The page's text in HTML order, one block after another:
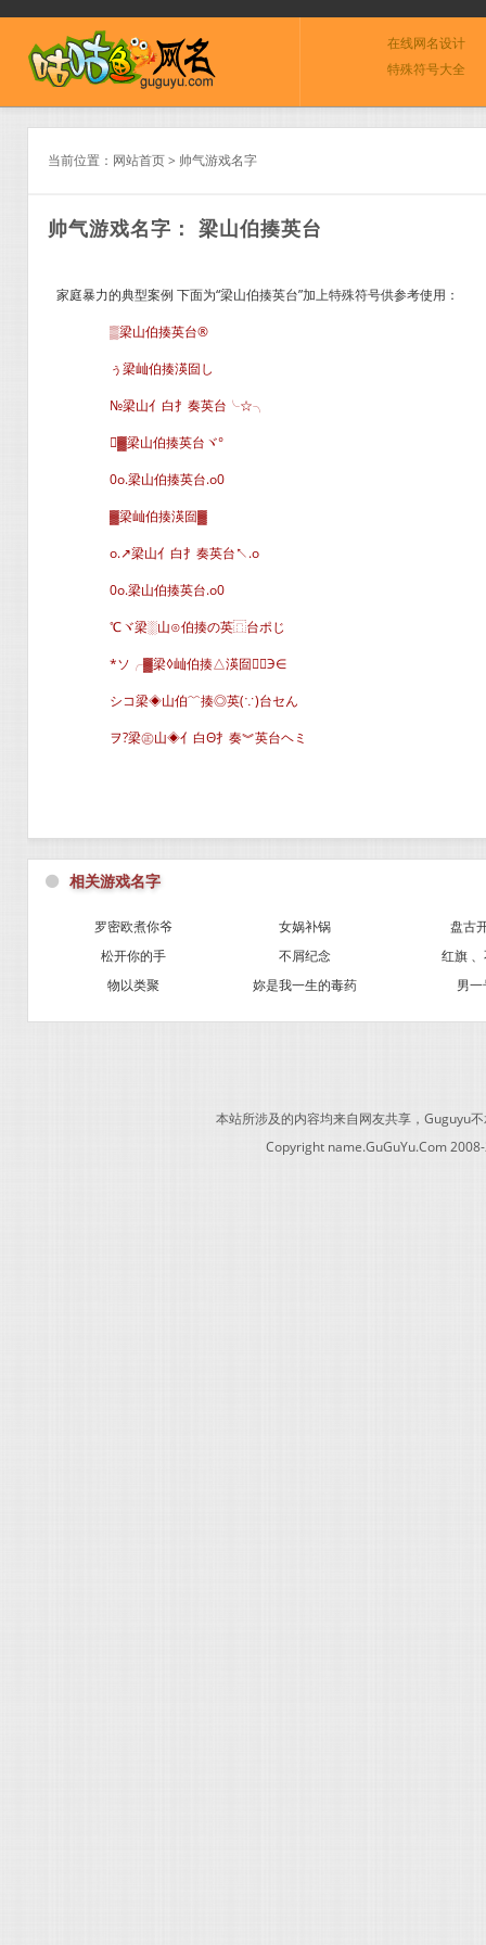
在线网名设计
特殊符号大全
当前位置： 网站首页> 帅气游戏名字
帅气游戏名字： 梁山伯揍英台
家庭暴力的典型案例 下面为“梁山伯揍英台”加上特殊符号供参考使用：
▒梁山伯揍英台®
ぅ梁屾伯揍渶囼し
№梁山亻白扌奏英台╰☆╮
▓梁山伯揍英台ヾ°
0o.梁山伯揍英台.o0
▓梁屾伯揍渶囼▓
o.↗梁山亻白扌奏英台↖.o
0o.梁山伯揍英台.o0
℃ヾ梁░山⊙伯揍の英⿵台ポじ
*ソ╭▓梁◊屾伯揍△渶囼∈Э∈
シコ梁◈山伯﹌揍◎英(∵)台セん
ヲ?梁㊣山◈亻白Θ扌奏︾英台ヘミ
⚫ 相关游戏名字
罗密欧煮你爷 女娲补锅
盘古
松开你的手
不屑纪念
红旗
物以类聚
妳是我一生的毒药 男一
本站所涉及的内容均来自网友共享，Guguyu
Copyright name.GuGuYu.Com